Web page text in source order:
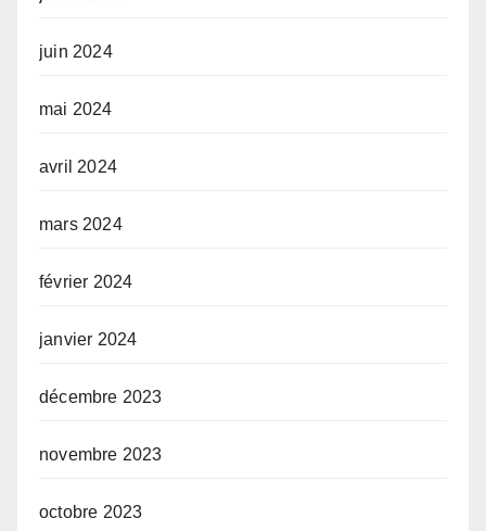
juin 2024
mai 2024
avril 2024
mars 2024
février 2024
janvier 2024
décembre 2023
novembre 2023
octobre 2023